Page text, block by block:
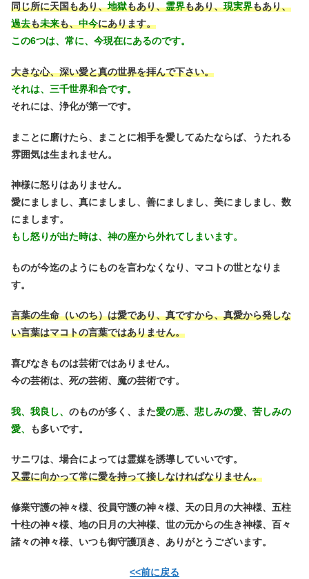
同じ所に天国もあり、地獄もあり、霊界もあり、現実界もあり、
過去も未来も、中今にあります。
この6つは、常に、今現在にあるのです。
大きな心、深い愛と真の世界を拝んで下さい。
それは、三千世界和合です。
それには、浄化が第一です。
まことに磨けたら、まことに相手を愛してゐたならば、うたれる
雰囲気は生まれません。
神様に怒りはありません。
愛にましまし、真にましまし、善にましまし、美にましまし、数
にまします。
もし怒りが出た時は、神の座から外れてしまいます。
ものが今迄のようにものを言わなくなり、マコトの世となりま
す。
言葉の生命（いのち）は愛であり、真ですから、真愛から発しな
い言葉はマコトの言葉ではありません。
喜びなきものは芸術ではありません。
今の芸術は、死の芸術、魔の芸術です。
我、我良し、 のものが多く、また愛の悪、悲しみの愛、苦しみの
愛、
も多いです。
サニワは、場合によっては霊媒を誘導していいです。
又霊に向かって常に愛を持って接しなければなりません。
修業守護の神々様、役員守護の神々様、天の日月の大神様、五柱
十柱の神々様、地の日月の大神様、世の元からの生き神様、百々
諸々の神々様、いつも御守護頂き、ありがとうございます。
<<前に戻る